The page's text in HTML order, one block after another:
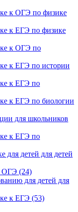
к ОГЭ по физике
к ЕГЭ по физике
к ОГЭ по
к ЕГЭ по истории
к ЕГЭ по
к ЕГЭ по биологии
для школьников
к ЕГЭ по
для детей для детей
ОГЭ (24)
для детей для
к ЕГЭ (53)